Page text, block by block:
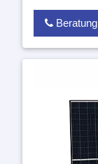
Beratung